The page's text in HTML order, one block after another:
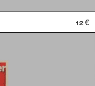
12 €